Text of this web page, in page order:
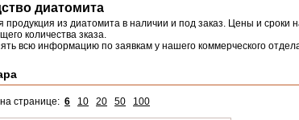
диатомита
продукция из диатомита в наличии и под заказ. Цены и
количества зказа.
всю информацию по заявкам у нашего коммерческого
странице: 6 10 20 50 100